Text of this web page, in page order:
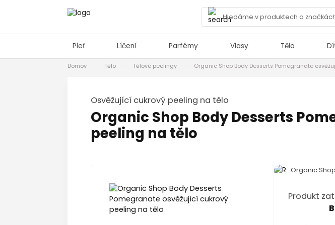
Pleť Líčení Parfémy Vlasy Tělo
Domov Tělo Tělové peelingy Organic Shop Body Desserts Pomegranate
osvěžující cukrový peeling na tělo
Organic Shop Body Desserts
peeling na tělo
Organic Shop
Produkt